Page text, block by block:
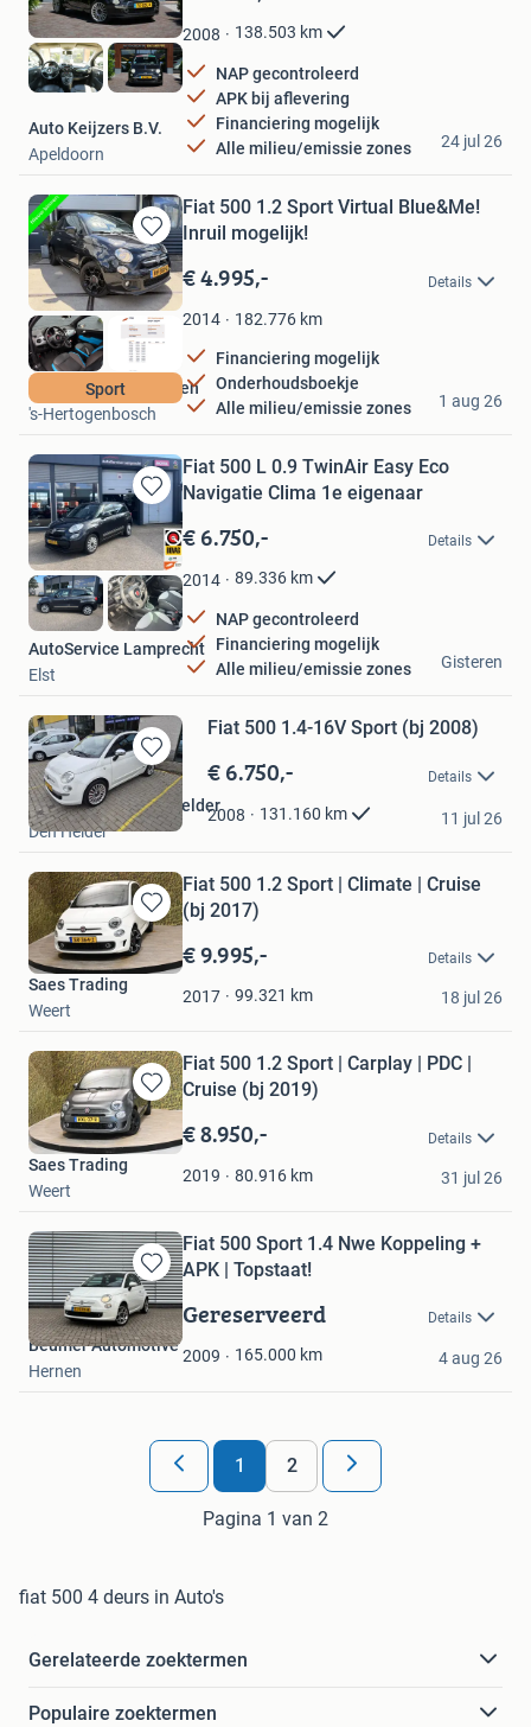
in
Mijn
Favorieten
2008 138.503 km
NAP gecontroleerd
APK bij aflevering
Financiering mogelijk
Alle milieu/emissie zones
Auto Keijzers B.V.
Apeldoorn
24 jul 26
Bewaren
in
Mijn
Favorieten
Sport
Fiat 500 1.2 Sport Virtual Blue&Me!
Inruil mogelijk!
€ 4.995,- Details
2014 182.776 km
Financiering mogelijk
Onderhoudsboekje
Alle milieu/emissie zones
Autobedrijf Rietvelden
's-Hertogenbosch
1 aug 26
Bewaren
in
Mijn
Favorieten
Fiat 500 L 0.9 TwinAir Easy Eco
Navigatie Clima 1e eigenaar
€ 6.750,- Details
2014 89.336 km
NAP gecontroleerd
Financiering mogelijk
Alle milieu/emissie zones
AutoService Lamprecht
Elst
Gisteren
Bewaren
in
Mijn
Favorieten
Fiat 500 1.4-16V Sport (bj 2008)
€ 6.750,- Details
2008 131.160 km
Auto Centrum Den Helder
Den Helder
11 jul 26
Bewaren
in
Mijn
Favorieten
Fiat 500 1.2 Sport | Climate | Cruise
(bj 2017)
€ 9.995,- Details
2017 99.321 km
Saes Trading
Weert
18 jul 26
Bewaren
in
Mijn
Favorieten
Fiat 500 1.2 Sport | Carplay | PDC |
Cruise (bj 2019)
€ 8.950,- Details
2019 80.916 km
Saes Trading
Weert
31 jul 26
Bewaren
in
Mijn
Favorieten
Fiat 500 Sport 1.4 Nwe Koppeling +
APK | Topstaat!
Gereserveerd Details
2009 165.000 km
Beumer Automotive
Hernen
4 aug 26
1 2
Pagina 1 van 2
fiat 500 4 deurs in Auto's
Gerelateerde zoektermen
Populaire zoektermen